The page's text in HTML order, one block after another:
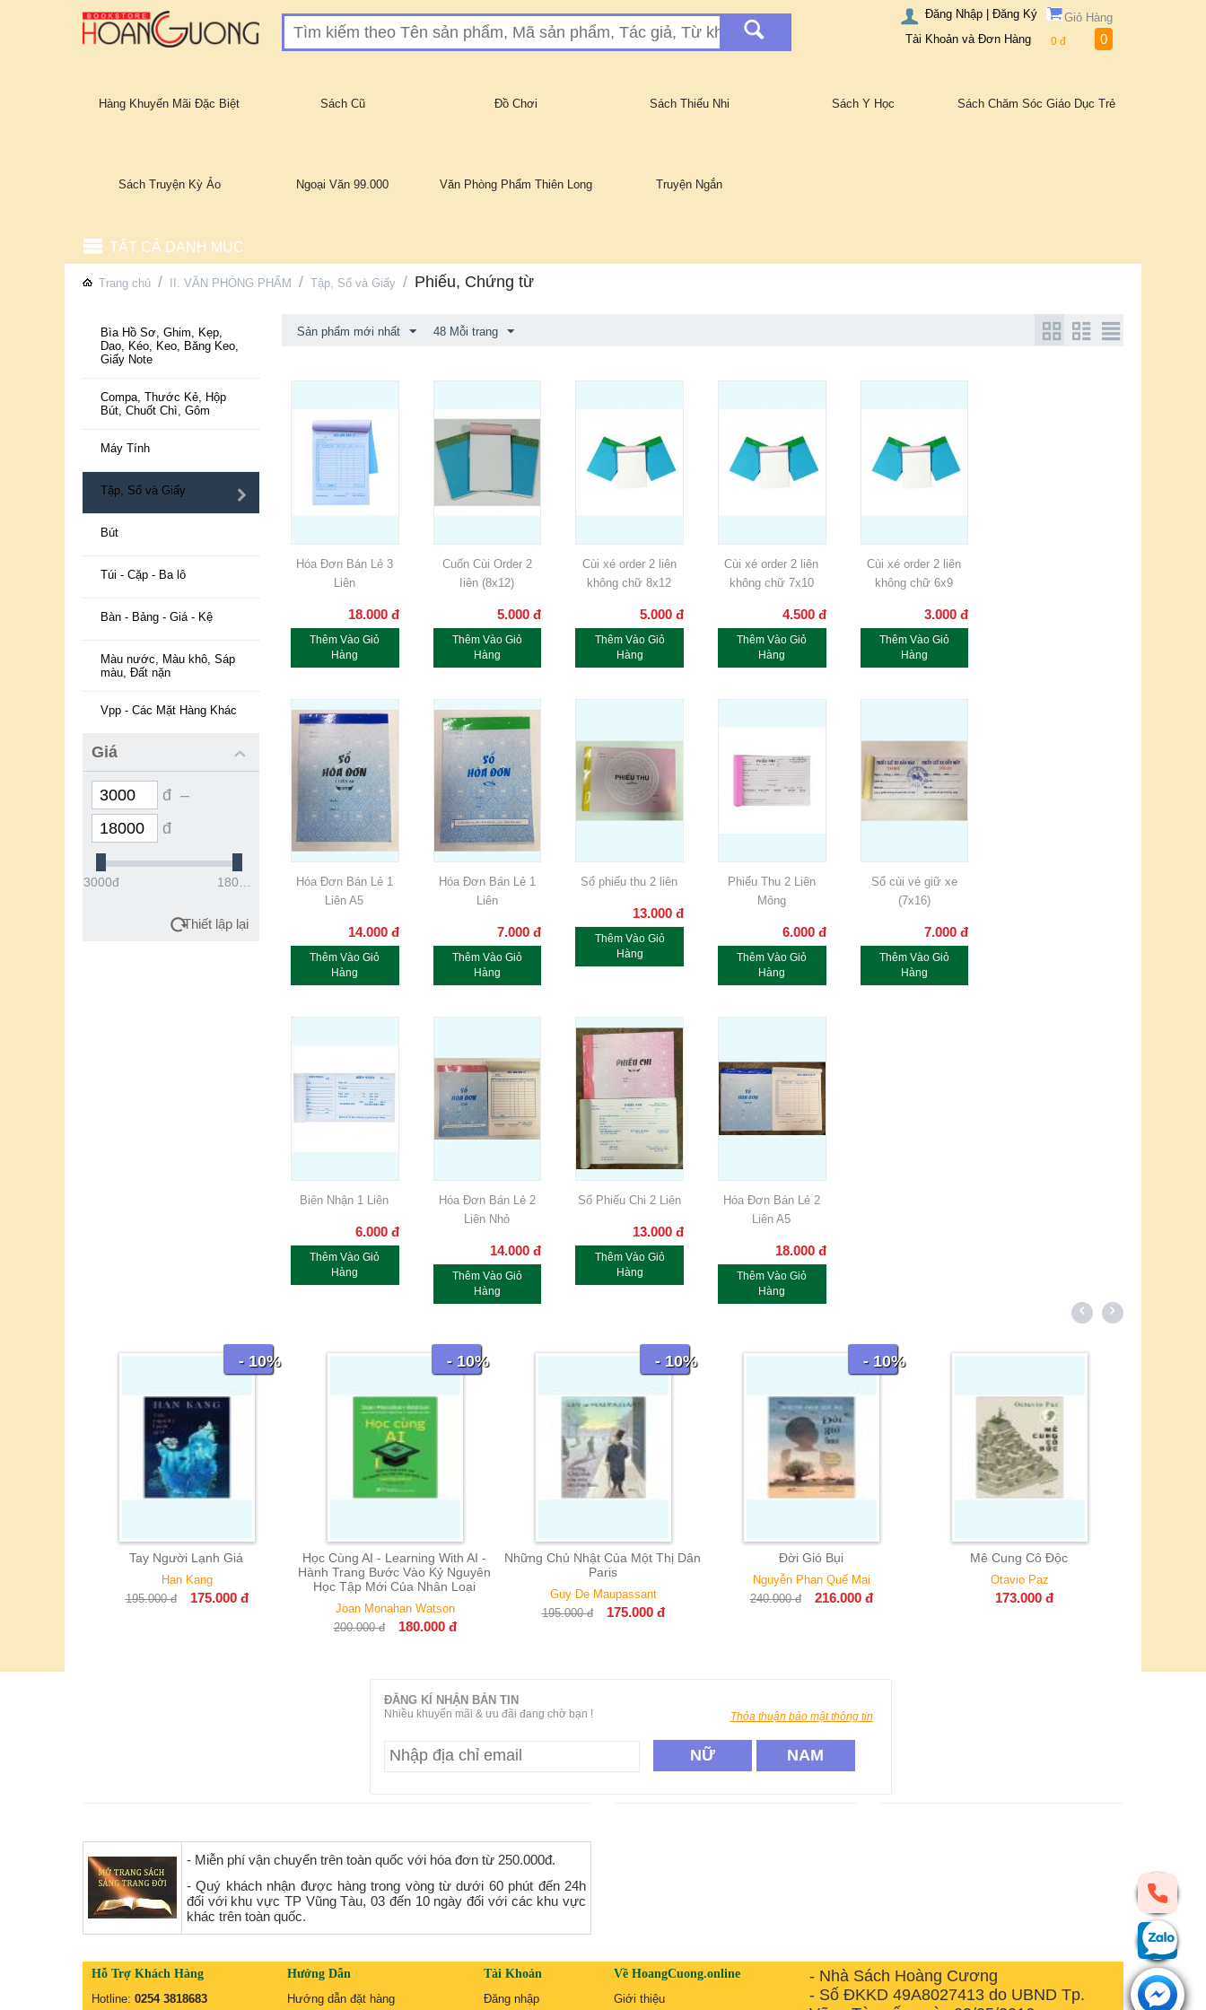
Giỏ Hàng
0đ 0
Đăng Nhập | Đăng Ký
Tài Khoản và Đơn Hàng
Hàng Khuyến Mãi Đặc Biệt Sách Cũ Đồ Chơi Sách Thiếu Nhi Sách Y Học Sách Chăm Sóc Giáo Dục Trẻ
Sách Truyện Kỳ Ảo Ngoại Văn 99.000 Văn Phòng Phẩm Thiên Long Truyện Ngắn
TẤT CẢ DANH MỤC
Trang chủ / II. VĂN PHÒNG PHẨM / Tập, Sổ và Giấy / Phiếu, Chứng từ
Bìa Hồ Sơ, Ghim, Kẹp,
Dao, Kéo, Keo, Băng Keo,
Giấy Note
Compa, Thước Kẻ, Hộp
Bút, Chuốt Chì, Gôm
Máy Tính
Tập, Sổ và Giấy
Bút
Túi - Cặp - Ba lô
Bàn - Bảng - Giá - Kệ
Màu nước, Màu khô, Sáp
màu, Đất nặn
Vpp - Các Mặt Hàng Khác
Giá
đ –
đ
3000đ 18000đ
Thiết lập lại
Sản phẩm mới nhất 48 Mỗi trang
Hóa Đơn Bán Lẻ 3
Liên
18.000 đ
Thêm Vào Giỏ
Hàng
Cuốn Cùi Order 2
Iiên (8x12)
5.000 đ
Thêm Vào Giỏ
Hàng
Cùi xé order 2 liên
không chữ 8x12
5.000 đ
Thêm Vào Giỏ
Hàng
Cùi xé order 2 liên
không chữ 7x10
4.500 đ
Thêm Vào Giỏ
Hàng
Cùi xé order 2 liên
không chữ 6x9
3.000 đ
Thêm Vào Giỏ
Hàng
Hóa Đơn Bán Lẻ 1
Liên A5
14.000 đ
Thêm Vào Giỏ
Hàng
Hóa Đơn Bán Lẻ 1
Liên
7.000 đ
Thêm Vào Giỏ
Hàng
Sổ phiếu thu 2 liên
13.000 đ
Thêm Vào Giỏ
Hàng
Phiếu Thu 2 Liên
Mỏng
6.000 đ
Thêm Vào Giỏ
Hàng
Sổ cùi vé giữ xe
(7x16)
7.000 đ
Thêm Vào Giỏ
Hàng
Biên Nhận 1 Liên
6.000 đ
Thêm Vào Giỏ
Hàng
Hóa Đơn Bán Lẻ 2
Liên Nhỏ
14.000 đ
Thêm Vào Giỏ
Hàng
Sổ Phiếu Chi 2 Liên
13.000 đ
Thêm Vào Giỏ
Hàng
Hóa Đơn Bán Lẻ 2
Liên A5
18.000 đ
Thêm Vào Giỏ
Hàng
Học Cùng AI - Learning With AI -
Hành Trang Bước Vào Kỷ Nguyên
Học Tập Mới Của Nhân Loại
Những Chủ Nhật Của Một Thị Dân
Paris
Guy De Maupassant
195.000 đ
Đời Gió Bụi
Nguyễn Phan Quế Mai
240.000 đ
Mê Cung Cô Độc
Otavio Paz
173.000
Của Youtube - Like, Comment,
Mark Bergen
248.000
ĐĂNG KÍ NHẬN BẢN TIN
Nhiều khuyến mãi & ưu đãi đang chờ bạn ! Thỏa thuận bảo mật thông tin
NỮ NAM
- Miễn phí vận chuyển trên toàn quốc với hóa đơn từ 250.000đ.
- Quý khách nhận được hàng trong vòng từ dưới 60 phút đến 24h
đối với khu vực TP Vũng Tàu, 03 đến 10 ngày đối với các khu vực
khác trên toàn quốc.
Hỗ Trợ Khách Hàng
Hotline: 0254 3818683
Hướng Dẫn
Hướng dẫn đặt hàng
Tài Khoản
Đăng nhập
Về HoangCuong.online
Giới thiệu
- Nhà Sách Hoàng Cương
- Số ĐKKD 49A8027413 do UBND Tp.